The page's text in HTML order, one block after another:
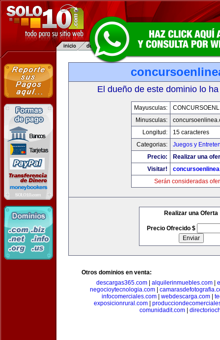
El dueño de este dominio lo
Mayusculas:
Minusculas:
Longitud:
15 caracteres
Categorias:
Juegos y
Precio:
Realizar una
Visitar!
Serán consideradas
Realizar una Oferta
Precio Ofrecido $
Otros dominios en venta:
descargas365.com| alquilerinmuebles.com|
negocioytecnologia.com
infocomerciales.com| webdescarga.com|
exposicionrural.com
comunidadit.com|